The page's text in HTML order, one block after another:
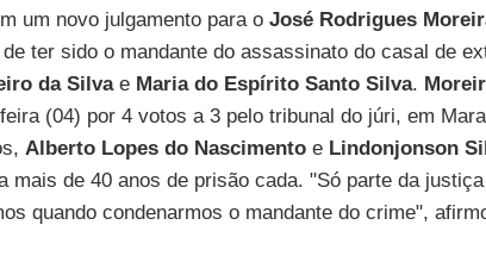
um novo julgamento para o José Rodrigues
ter sido o mandante do assassinato do casal de
da Silvae Maria do Espírito Santo Silva.
(04) por 4 votos a 3 pelo tribunal do júri, em
Alberto Lopes do Nascimentoe Lindonjonson
mais de 40 anos de prisão cada. "Só parte da
quando condenarmos o mandante do crime",